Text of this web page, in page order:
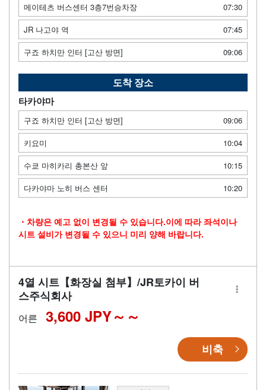
메이테츠 버스센터 3층7번승차장
07:30
JR 나고야 역
07:45
구죠 하치만 인터 [고산 방면]
09:06
도착 장소
타카야마
구죠 하치만 인터 [고산 방면]
09:06
키요미
10:04
수쿄 마히카리 총본산 앞
10:15
다카야마 노히 버스 센터
10:20
・차량은 예고 없이 변경될 수 있습니다.이에 따라 좌석이나
시트 설비가 변경될 수 있으니 미리 양해 바랍니다.
4열 시트【화장실 첨부】/JR토카이 버
스주식회사
어른 3,600 JPY～
비축